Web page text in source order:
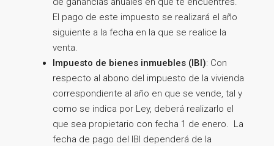
El pago de este impuesto se realizará el año
siguiente a la fecha en la que se realice la
venta.
Impuesto de bienes inmuebles (IBI): Con
respecto al abono del impuesto de la vivienda
correspondiente al año en que se vende, tal y
como se indica por Ley, deberá realizarlo el
que sea propietario con fecha 1 de enero. La
fecha de pago del IBI dependerá de la